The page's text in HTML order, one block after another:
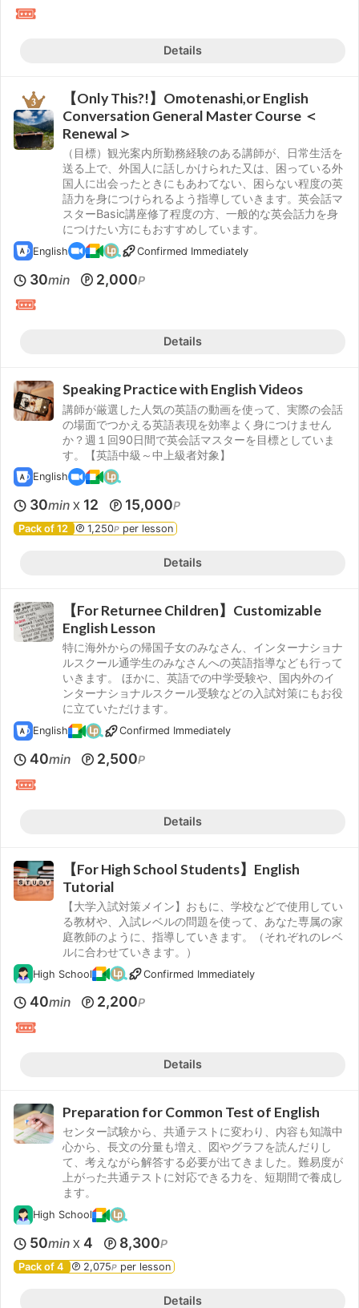
Details
【Only This?!】Omotenashi,or English
Conversation General Master Course ＜
Renewal＞
（目標）観光案内所勤務経験のある講師が、日常生活を
送る上で、外国人に話しかけられた又は、困っている外
国人に出会ったときにもあわてない、困らない程度の英
語力を身につけられるよう指導していきます。英会話マ
スターBasic講座修了程度の方、一般的な英会話力を身
につけたい方にもおすすめしています。
English Confirmed Immediately
30min 2,000P
Details
Speaking Practice with English Videos
講師が厳選した人気の英語の動画を使って、実際の会話
の場面でつかえる英語表現を効率よく身につけません
か？週１回90日間で英会話マスターを目標としていま
す。【英語中級～中上級者対象】
English
30min X 12 15,000P
Pack of 12 1,250P per lesson
Details
【For Returnee Children】Customizable
English Lesson
特に海外からの帰国子女のみなさん、インターナショナ
ルスクール通学生のみなさんへの英語指導なども行って
いきます。 ほかに、英語での中学受験や、国内外のイ
ンターナショナルスクール受験などの入試対策にもお役
に立ていただけます。
English Confirmed Immediately
40min 2,500P
Details
【For High School Students】English
Tutorial
【大学入試対策メイン】おもに、学校などで使用してい
る教材や、入試レベルの問題を使って、あなた専属の家
庭教師のように、指導していきます。（それぞれのレベ
ルに合わせていきます。）
High School Confirmed Immediately
40min 2,200P
Details
Preparation for Common Test of English
センター試験から、共通テストに変わり、内容も知識中
心から、長文の分量も増え、図やグラフを読んだりし
て、考えながら解答する必要が出てきました。難易度が
上がった共通テストに対応できる力を、短期間で養成し
ます。
High School
50min X 4 8,300P
Pack of 4 2,075P per lesson
Details